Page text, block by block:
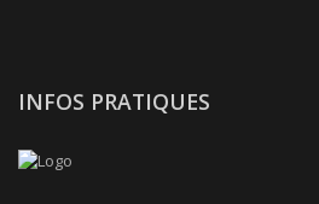
INFOS PRATIQUES